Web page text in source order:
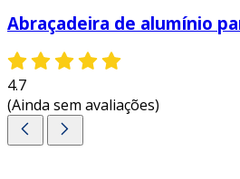
Abraçadeira de alumínio
4.7
(Ainda sem avaliações)